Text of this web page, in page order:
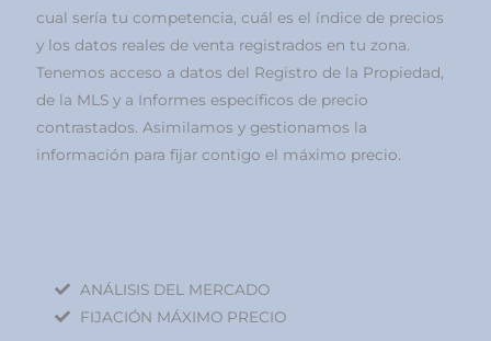
cual sería tu competencia, cuál es el índice de precios
y los datos reales de venta registrados en tu zona.
Tenemos acceso a datos del Registro de la Propiedad,
de la MLS y a Informes específicos de precio
contrastados. Asimilamos y gestionamos la
información para fijar contigo el máximo precio.
ANÁLISIS DEL MERCADO
FIJACIÓN MÁXIMO PRECIO